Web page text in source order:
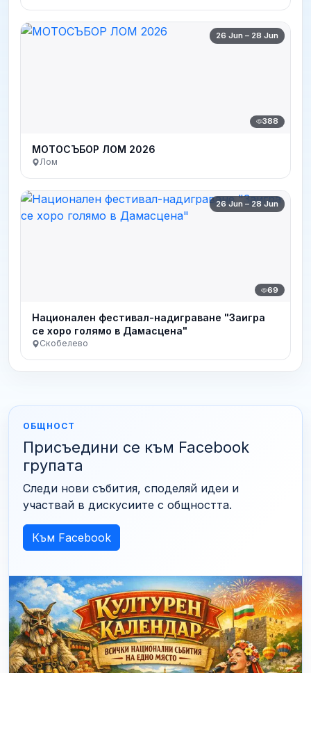
26 Jun – 28 Jun
388
МОТОСЪБОР ЛОМ 2026
Лом
26 Jun – 28 Jun
69
Национален фестивал-надиграване "Заигра
се хоро голямо в Дамасцена"
Скобелево
ОБЩНОСТ
Присъедини се към Facebook
групата
Следи нови събития, споделяй идеи и
участвай в дискусиите с общността.
Към Facebook